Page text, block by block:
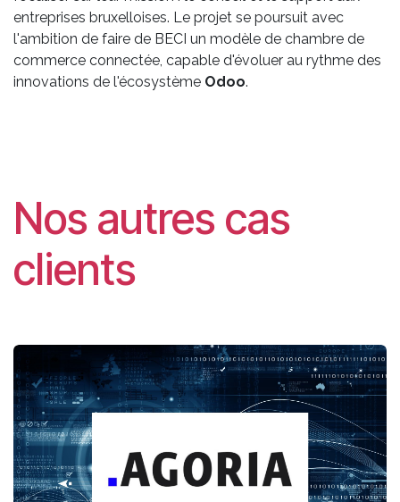
entreprises bruxelloises. Le projet se poursuit avec
l'ambition de faire de BECI un modèle de chambre de
commerce connectée, capable d'évoluer au rythme des
innovations de l'écosystème Odoo.
Nos autres cas
clients